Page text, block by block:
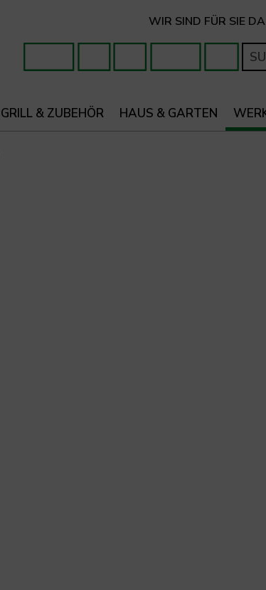
WIR SIND FÜR SIE DA
GRILL & ZUBEHÖR HAUS & GARTEN